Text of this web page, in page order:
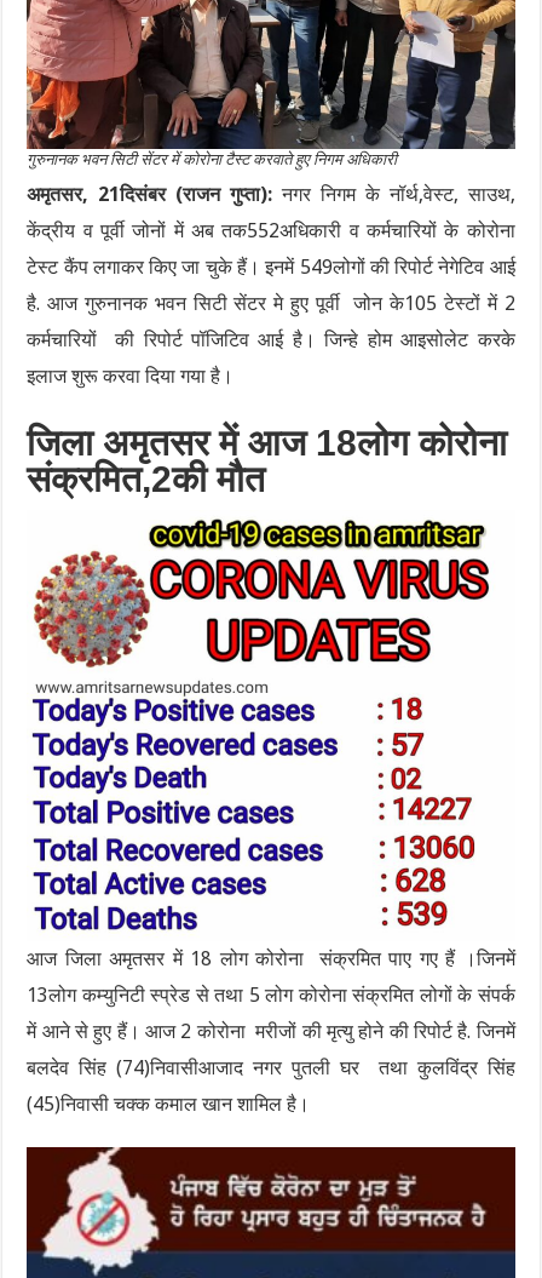
गुरुनानक भवन सिटी सेंटर में कोरोना टैस्ट करवाते हुए निगम अधिकारी
अमृतसर, 21दिसंबर (राजन गुप्ता): नगर निगम के नॉर्थ,वेस्ट, साउथ,
केंद्रीय व पूर्वी जोनों में अब तक552अधिकारी व कर्मचारियों के कोरोना
टेस्ट कैंप लगाकर किए जा चुके हैं। इनमें 549लोगों की रिपोर्ट नेगेटिव आई
है. आज गुरुनानक भवन सिटी सेंटर मे हुए पूर्वी जोन के105 टेस्टों में 2
कर्मचारियों की रिपोर्ट पॉजिटिव आई है। जिन्हे होम आइसोलेट करके
इलाज शुरू करवा दिया गया है।
जिला अमृतसर में आज 18लोग कोरोना
संक्रमित,2की मौत
आज जिला अमृतसर में 18 लोग कोरोना संक्रमित पाए गए हैं ।जिनमें
13लोग कम्युनिटी स्प्रेड से तथा 5 लोग कोरोना संक्रमित लोगों के संपर्क
में आने से हुए हैं। आज 2 कोरोना मरीजों की मृत्यु होने की रिपोर्ट है. जिनमें
बलदेव सिंह (74)निवासीआजाद नगर पुतली घर तथा कुलविंद्र सिंह
(45)निवासी चक्क कमाल खान शामिल है।